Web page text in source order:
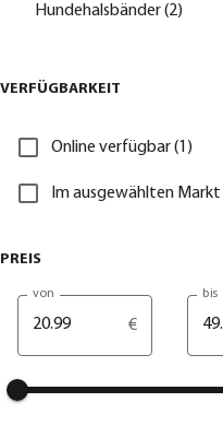
Hundehalsbänder (2)
VERFÜGBARKEIT
Online verfügbar (1)
Im ausgewählten
PREIS
von
€
bis